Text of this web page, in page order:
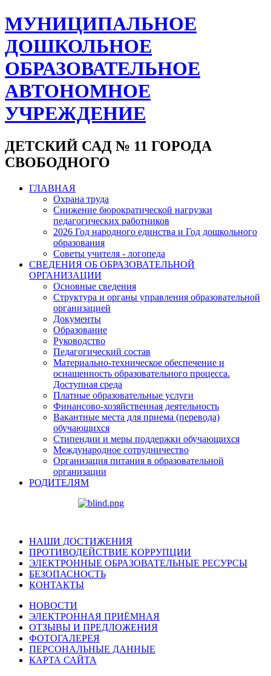
МУНИЦИПАЛЬНОЕ
ДОШКОЛЬНОЕ
ОБРАЗОВАТЕЛЬНОЕ
АВТОНОМНОЕ
УЧРЕЖДЕНИЕ
ДЕТСКИЙ САД № 11 ГОРОДА
СВОБОДНОГО
ГЛАВНАЯ
Охрана труда
Снижение бюрократической нагрузки
педагогических работников
2026 Год народного единства и Год дошкольного
образования
Советы учителя - логопеда
СВЕДЕНИЯ ОБ ОБРАЗОВАТЕЛЬНОЙ
ОРГАНИЗАЦИИ
Основные сведения
Структура и органы управления образовательной
организацией
Документы
Образование
Руководство
Педагогический состав
Материально-техническое обеспечение и
оснащенность образовательного процесса.
Доступная среда
Платные образовательные услуги
Финансово-хозяйственная деятельность
Вакантные места для приема (перевода)
обучающихся
Стипендии и меры поддержки обучающихся
Международное сотрудничество
Организация питания в образовательной
организации
РОДИТЕЛЯМ
НАШИ ДОСТИЖЕНИЯ
ПРОТИВОДЕЙСТВИЕ КОРРУПЦИИ
ЭЛЕКТРОННЫЕ ОБРАЗОВАТЕЛЬНЫЕ РЕСУРСЫ
БЕЗОПАСНОСТЬ
КОНТАКТЫ
НОВОСТИ
ЭЛЕКТРОННАЯ ПРИЁМНАЯ
ОТЗЫВЫ И ПРЕДЛОЖЕНИЯ
ФОТОГАЛЕРЕЯ
ПЕРСОНАЛЬНЫЕ ДАННЫЕ
КАРТА САЙТА